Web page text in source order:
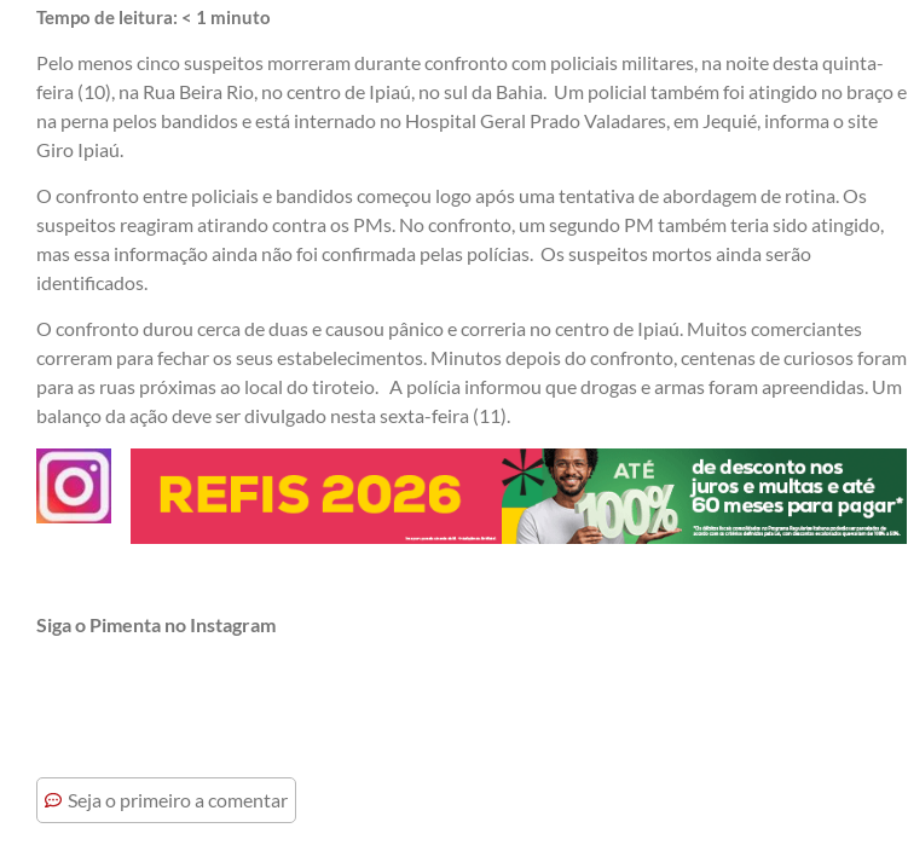
Tempo de leitura: < 1 minuto
Pelo menos cinco suspeitos morreram durante confronto com policiais militares, na noite desta quinta-
feira (10), na Rua Beira Rio, no centro de Ipiaú, no sul da Bahia. Um policial também foi atingido no braço e
na perna pelos bandidos e está internado no Hospital Geral Prado Valadares, em Jequié, informa o site
Giro Ipiaú.
O confronto entre policiais e bandidos começou logo após uma tentativa de abordagem de rotina. Os
suspeitos reagiram atirando contra os PMs. No confronto, um segundo PM também teria sido atingido,
mas essa informação ainda não foi confirmada pelas polícias. Os suspeitos mortos ainda serão
identificados.
O confronto durou cerca de duas e causou pânico e correria no centro de Ipiaú. Muitos comerciantes
correram para fechar os seus estabelecimentos. Minutos depois do confronto, centenas de curiosos foram
para as ruas próximas ao local do tiroteio. A polícia informou que drogas e armas foram apreendidas. Um
balanço da ação deve ser divulgado nesta sexta-feira (11).
Siga o Pimenta no Instagram
Seja o primeiro a comentar